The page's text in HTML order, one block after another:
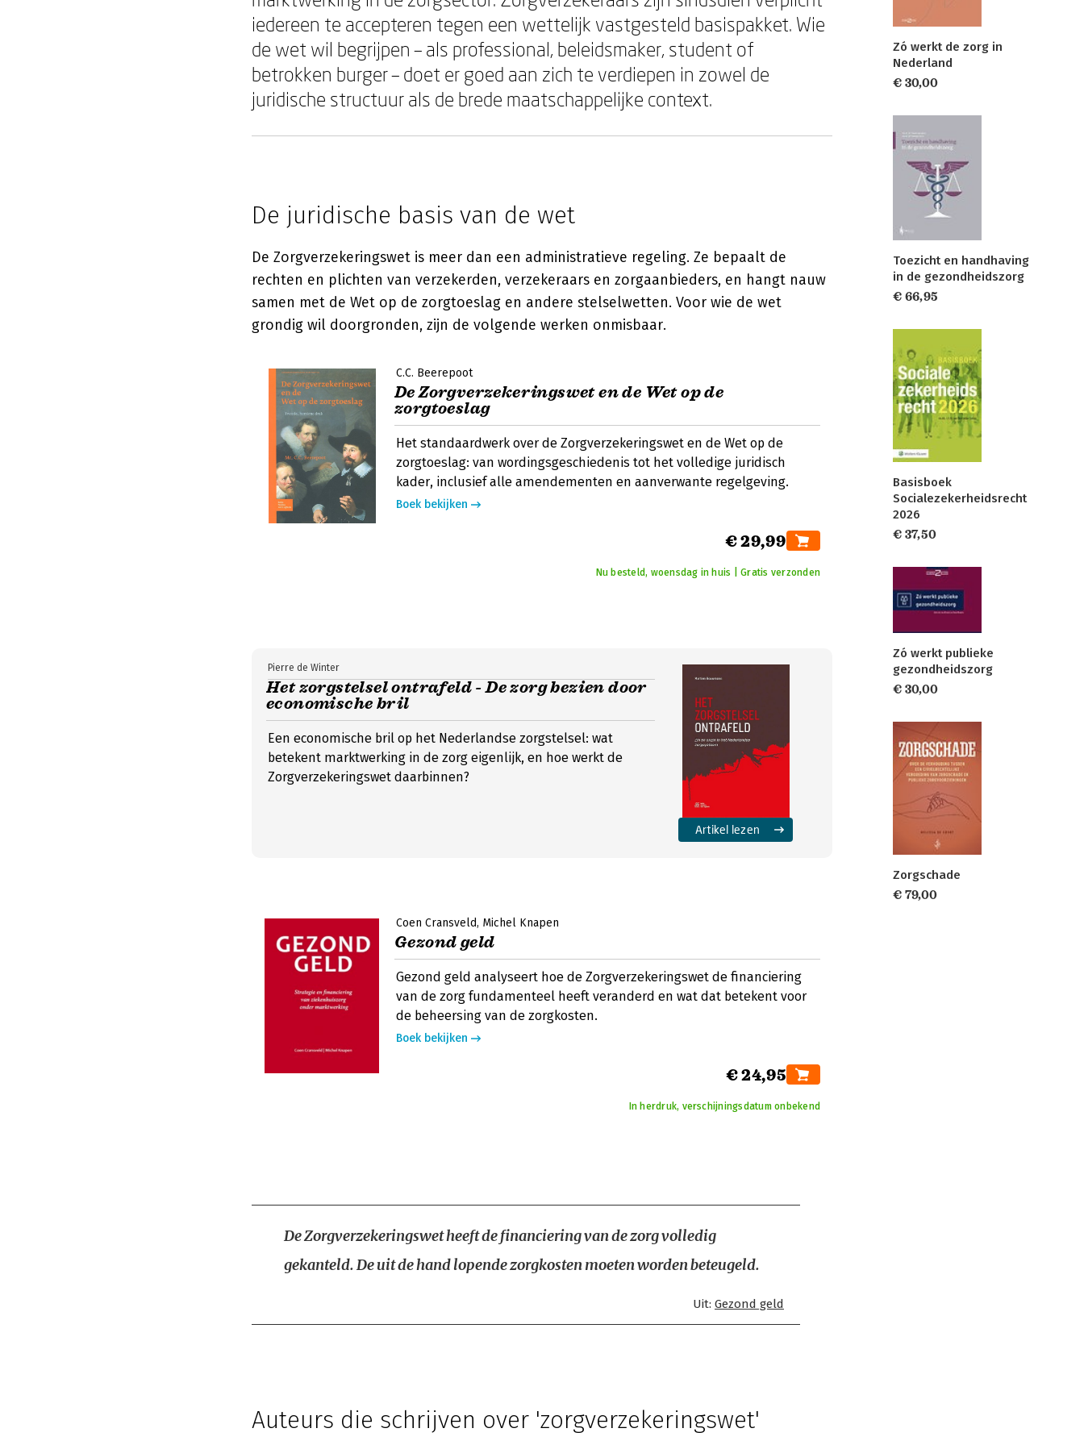
iedereen te accepteren tegen een wettelijk vastgesteld basispakket. Wie
de wet wil begrijpen – als professional, beleidsmaker, student of
betrokken burger – doet er goed aan zich te verdiepen in zowel de
juridische structuur als de brede maatschappelijke context.
De juridische basis van de wet
De Zorgverzekeringswet is meer dan een administratieve regeling. Ze bepaalt de
rechten en plichten van verzekerden, verzekeraars en zorgaanbieders, en hangt nauw
samen met de Wet op de zorgtoeslag en andere stelselwetten. Voor wie de wet
grondig wil doorgronden, zijn de volgende werken onmisbaar.
C.C. Beerepoot
De Zorgverzekeringswet en de Wet op de
zorgtoeslag
Het standaardwerk over de Zorgverzekeringswet en de Wet op de
zorgtoeslag: van wordingsgeschiedenis tot het volledige juridisch
kader, inclusief alle amendementen en aanverwante regelgeving.
Boek bekijken
€ 29,99
Nu besteld, woensdag in huis | Gratis verzonden
Het zorgstelsel ontrafeld - De zorg bezien door
economische bril
Pierre de Winter
Een economische bril op het Nederlandse zorgstelsel: wat
betekent marktwerking in de zorg eigenlijk, en hoe werkt de
Zorgverzekeringswet daarbinnen?
Artikel lezen
Coen Cransveld Michel Knapen
Gezond geld
Gezond geld analyseert hoe de Zorgverzekeringswet de financiering
van de zorg fundamenteel heeft veranderd en wat dat betekent voor
de beheersing van de zorgkosten.
Boek bekijken
€ 24,95
In herdruk, verschijningsdatum onbekend
De Zorgverzekeringswet heeft de financiering van de zorg volledig
gekanteld. De uit de hand lopende zorgkosten moeten worden beteugeld.
Uit: Gezond geld
Auteurs die schrijven over 'zorgverzekeringswet'
Zó werkt de zorg in
Nederland
€ 30,00
Toezicht en handhaving
in de gezondheidszorg
€ 66,95
Basisboek
Socialezekerheidsrecht
2026
€ 37,50
Zó werkt publieke
gezondheidszorg
€ 30,00
Zorgschade
€ 79,00